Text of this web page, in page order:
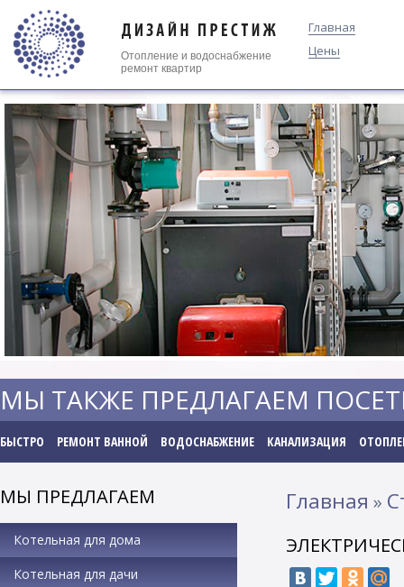
Отопление и водоснабжение
ремонт квартир
Главная
Цены
МЫ ТАКЖЕ ПРЕДЛАГАЕМ
БЫСТРО РЕМОНТ ВАННОЙ ВОДОСНАБЖЕНИЕ КАНАЛИЗАЦИЯ
МЫ ПРЕДЛАГАЕМ
Котельная для дома
Котельная для дачи
Главная »